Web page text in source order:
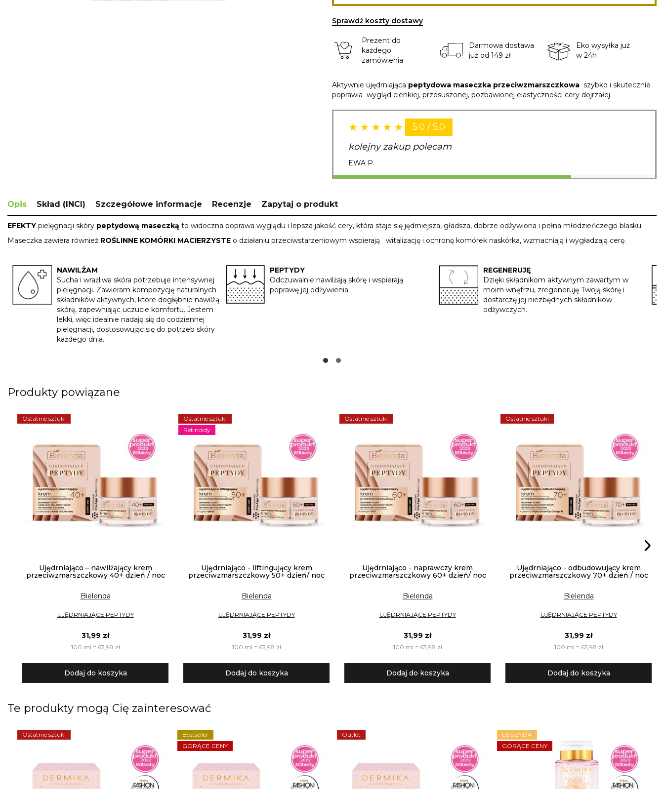
Sprawdź koszty dostawy
Prezent do
każdego
zamówienia
Darmowa dostawa
już od 149 zł
Eko wysyłka już
w 24h
Aktywnie ujędrniająca peptydowa maseczka przeciwzmarszczkowa szybko i skutecznie
poprawia wygląd cienkiej, przesuszonej, pozbawionej elastyczności cery dojrzałej.
5.0 / 5.0
kolejny zakup polecam
EWA P.
Opis Skład (INCI) Szczegółowe informacje Recenzje Zapytaj o produkt
EFEKTY pielęgnacji skóry peptydową maseczką to widoczna poprawa wyglądu i lepsza jakość cery, która staje się jędrniejsza, gładsza, dobrze odżywiona i pełna młodzieńczego blasku.
Maseczka zawiera również ROŚLINNE KOMÓRKI MACIERZYSTE o działaniu przeciwstarzeniowym wspierają witalizację i ochronę komórek naskórka, wzmacniają i wygładzają cerę.
NAWILŻAM
Sucha i wrażliwa skóra potrzebuje intensywnej
pielęgnacji. Zawieram kompozycję naturalnych
składników aktywnych, które dogłębnie nawilżą
skórę, zapewniając uczucie komfortu. Jestem
lekki, więc idealnie nadaję się do codziennej
pielęgnacji, dostosowując się do potrzeb skóry
każdego dnia.
PEPTYDY
Odczuwalnie nawilżają skórę i wspierają
poprawę jej odżywienia
REGENERUJĘ
Dzięki składnikom aktywnym zawartym w
moim wnętrzu, zregeneruję Twoją skórę i
dostarczę jej niezbędnych składników
odżywczych.
Produkty powiązane
Ostatnie sztuki
Ujędrniająco – nawilżający krem
przeciwzmarszczkowy 40+ dzień / noc
Bielenda
UJĘDRNIAJĄCE PEPTYDY
31,99 zł
100 ml = 63,98 zł
Dodaj do koszyka
Ostatnie sztuki
Retinoidy
Ujędrniająco - liftingujący krem
przeciwzmarszczkowy 50+ dzień/ noc
Bielenda
UJĘDRNIAJĄCE PEPTYDY
31,99 zł
100 ml = 63,98 zł
Dodaj do koszyka
Ostatnie sztuki
Ujędrniająco - naprawczy krem
przeciwzmarszczkowy 60+ dzień/ noc
Bielenda
UJĘDRNIAJĄCE PEPTYDY
31,99 zł
100 ml = 63,98 zł
Dodaj do koszyka
Ostatnie sztuki
Ujędrniająco - odbudowujący krem
przeciwzmarszczkowy 70+ dzień / noc
Bielenda
UJĘDRNIAJĄCE PEPTYDY
31,99 zł
100 ml = 63,98 zł
Dodaj do koszyka
Te produkty mogą Cię zainteresować
Ostatnie sztuki
Bestseller
GORĄCE CENY
Outlet
LEGENDA
GORĄCE CENY